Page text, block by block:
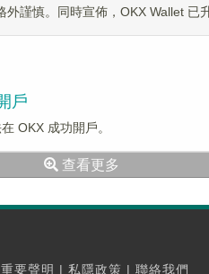
謹慎。同時宣佈，OKX Wallet 已
戶
OKX 成功開戶。
查看更多
重要聲明 | 私隱政策 | 聯絡我們